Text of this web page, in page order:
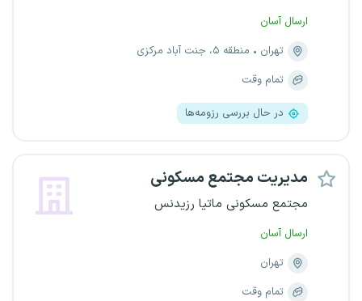
ارسال آسان
تهران
منطقه ۵، جنت آباد مرکزی
تمام وقت
در حال بررسی رزومه‌ها
مدیریت مجتمع مسکونی
مجتمع مسکونی ماتیا رزیدنس
ارسال آسان
تهران
تمام وقت